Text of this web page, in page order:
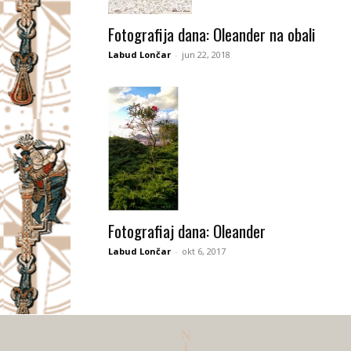
I
A
Č
Fotografija dana: Oleander na obali
Labud Lončar - jun 22, 2018
Fotografiaj dana: Oleander
Labud Lončar - okt 6, 2017